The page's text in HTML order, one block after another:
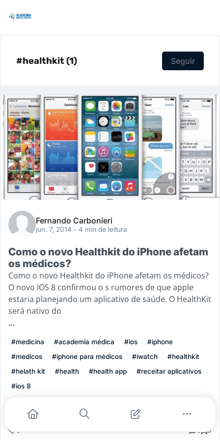
#healthkit (1) Seguir
Fernando Carbonieri
jun. 7, 2014 - 4 min de leitura
Como o novo Healthkit do iPhone afetam
os médicos?
Como o novo Healthkit do iPhone afetam os médicos?
O novo IOS 8 confirmou o s rumores de que apple
estaria planejando um aplicativo de saúde. O HealthKit
será nativo do
...
#medicina #academia médica #ios
#iphone
#medicos
#iphone para médicos #iwatch
#healthkit
#helath kit
#health #health app
#receitar aplicativos
#ios 8
Leia mais
0 0 0